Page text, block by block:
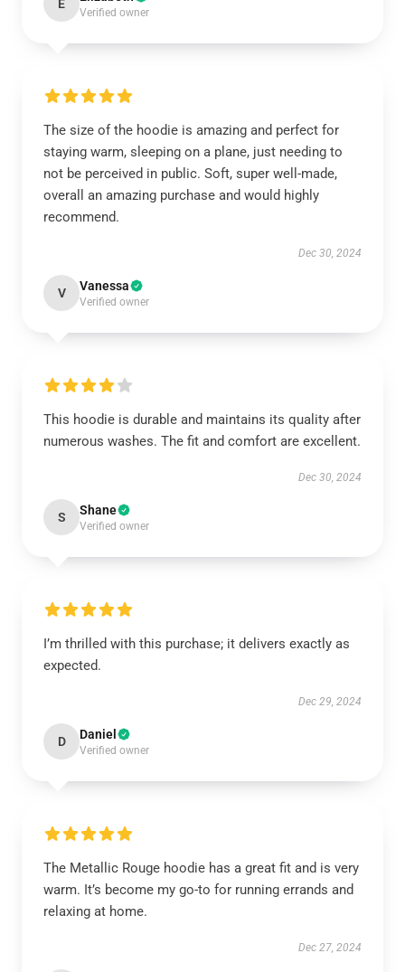
E
Verified owner
The size of the hoodie is amazing and perfect for
staying warm, sleeping on a plane, just needing to
not be perceived in public. Soft, super well-made,
overall an amazing purchase and would highly
recommend.
Dec 30, 2024
V Vanessa
Verified owner
This hoodie is durable and maintains its quality after
numerous washes. The fit and comfort are excellent.
Dec 30, 2024
S Shane
Verified owner
I’m thrilled with this purchase; it delivers exactly as
expected.
Dec 29, 2024
D Daniel
Verified owner
The Metallic Rouge hoodie has a great fit and is very
warm. It’s become my go-to for running errands and
relaxing at home.
Dec 27, 2024